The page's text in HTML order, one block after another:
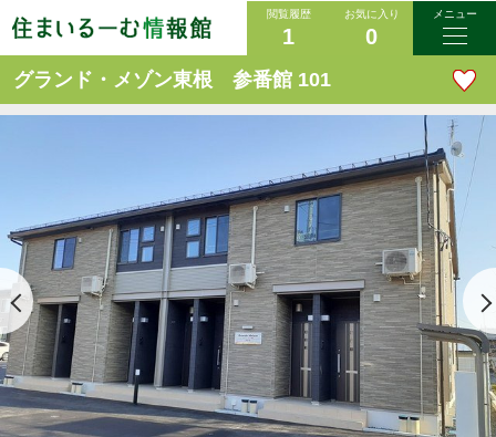
閲覧履歴
1
お気に入り
0
メニュー
グランド・メゾン東根 参番館 101